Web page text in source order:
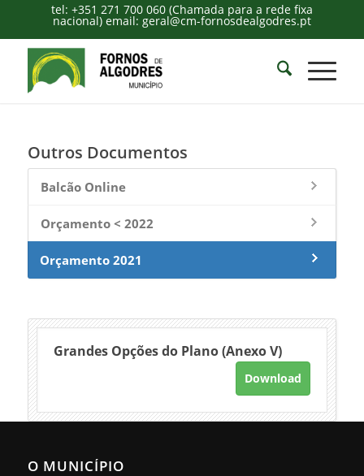
tel: +351 271 700 060 (Chamada para a rede fixa
nacional) email: geral@cm-fornosdealgodres.pt
Outros Documentos
Balcão Online
Orçamento < 2022
Orçamento 2021
Grandes Opções do Plano (Anexo V)
Download
O MUNICÍPIO